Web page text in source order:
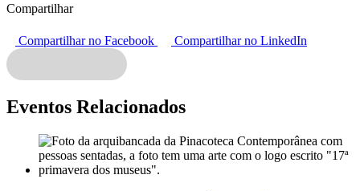
Compartilhar
Compartilhar no Facebook Compartilhar no LinkedIn
Eventos Relacionados